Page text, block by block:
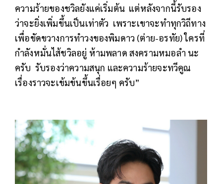
ความร้ายของชวิลยังแค่เริ่มต้น แต่หลังจากนี้รับรอง
ว่าจะยิ่งเพิ่มขึ้นเป็นเท่าตัว เพราะเขาจะทำทุกวิถีทาง
เพื่อขัดขวางการทำวงของพิมดาว (ต่าย-อรทัย) ใครที่
กำลังหมั่นไส้ชวิลอยู่ ห้ามพลาด สงครามหมอลำ นะ
ครับ รับรองว่าความสนุก และความร้ายจะทวีคูณ
เรื่องราวจะเข้มข้นขึ้นเรื่อยๆ ครับ”